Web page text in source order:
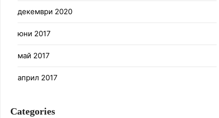
декември 2020
юни 2017
май 2017
април 2017
Categories